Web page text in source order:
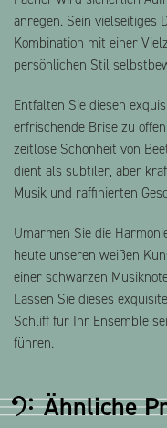
anregen. Sein vielseitiges
Kombination mit einer
persönlichen Stil
Entfalten Sie diesen
erfrischende Brise zu
zeitlose Schönheit von
dient als subtiler, aber
Musik und raffinierten
Umarmen Sie die
heute unseren weißen
einer schwarzen
Lassen Sie dieses
Schliff für Ihr Ensemble
führen.
Ähnliche